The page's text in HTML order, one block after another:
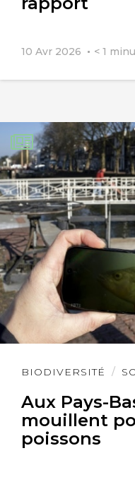
10 Avr 2026 < 1
BIODIVERSITÉ
Aux Pays-
mouillent
poissons
Lire